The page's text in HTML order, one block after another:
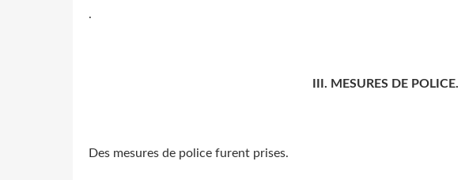
.
III. MESURES DE POLICE.
Des mesures de police furent prises.